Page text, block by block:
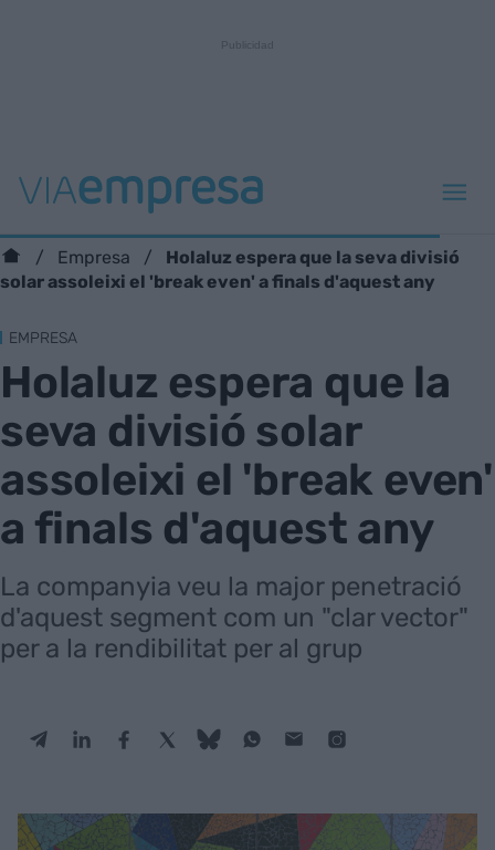
Empresa
Holaluz espera que la seva divisió
solar assoleixi el 'break even' a finals d'aquest any
EMPRESA
Holaluz espera que la
seva divisió solar
assoleixi el 'break even'
a finals d'aquest any
La companyia veu la major penetració
d'aquest segment com un "clar vector"
per a la rendibilitat per al grup